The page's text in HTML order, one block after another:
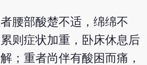
腰部酸楚不适，绵绵不
则症状加重，卧床休息后
；重者尚伴有酸困而痛，